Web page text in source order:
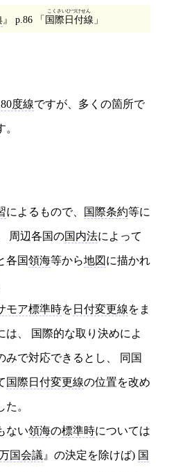
p.86 国際日付線
こくさいひづけせん
度線ですが、多くの箇所で
によるもので、 国際条約等に
周辺各国の国内法によって
各国領海等から地図 に描かれ
モア標準時を 日付変更線をま
は、 国際的な取り決めによ
みで対応できるとし、 同国
国際日付変更線の位置を改め
。
ない領海の標準時については
国会議 の決定を除けば) 国